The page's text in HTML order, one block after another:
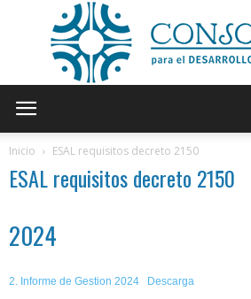
Inicio ESAL requisitos decreto 2150
ESAL requisitos decreto 2150
2024
2. Informe de Gestion 2024 Descarga